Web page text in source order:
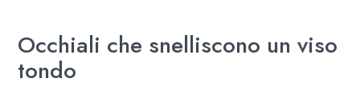
Occhiali che snelliscono un viso
tondo